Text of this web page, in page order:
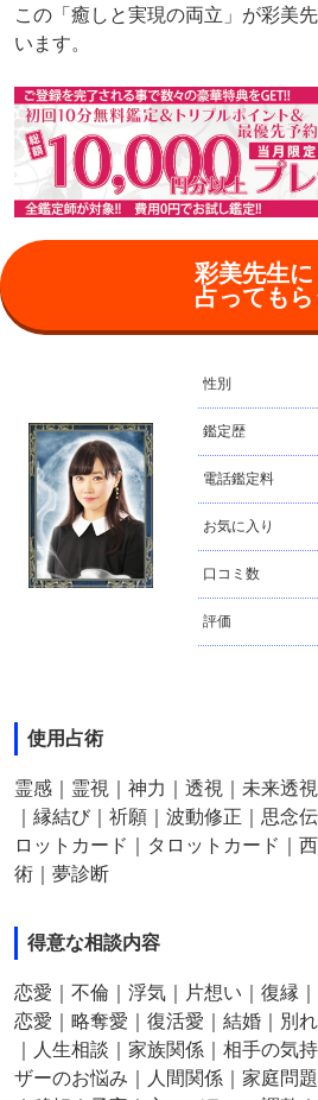
この「癒しと実現の両立」が彩美
います。
彩美先生に
占ってもら
性別
鑑定歴
電話鑑定料
お気に入り
口コミ数
評価
使用占術
霊感｜霊視｜神力｜透視｜未来透
｜縁結び｜祈願｜波動修正｜思念
ロットカード｜タロットカード｜
術｜夢診断
得意な相談内容
恋愛｜不倫｜浮気｜片想い｜復縁
恋愛｜略奪愛｜復活愛｜結婚｜別
｜人生相談｜家族関係｜相手の気
ザーのお悩み｜人間関係｜家庭問